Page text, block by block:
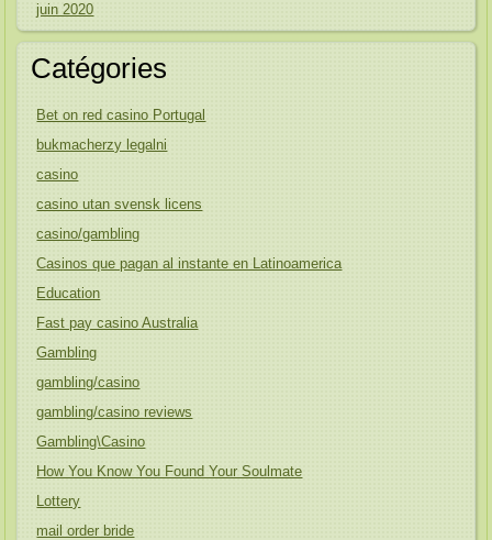
juin 2020
Catégories
Bet on red casino Portugal
bukmacherzy legalni
casino
casino utan svensk licens
casino/gambling
Casinos que pagan al instante en Latinoamerica
Education
Fast pay casino Australia
Gambling
gambling/casino
gambling/casino reviews
Gambling\Casino
How You Know You Found Your Soulmate
Lottery
mail order bride